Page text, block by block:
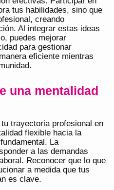
tus habilidades, sino que
creando
Al integrar estas ideas
puedes mejorar
para gestionar
eficiente mientras
una mentalidad
trayectoria profesional en
flexible hacia la
La
a las demandas
Reconocer que lo que
a medida que tus
es clave.